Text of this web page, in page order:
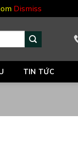
Dismiss
TIN TỨC